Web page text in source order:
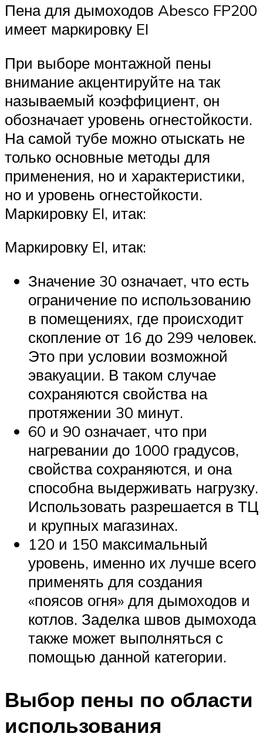
Пена для дымоходов Abesco FP200
имеет маркировку EI
При выборе монтажной пены
внимание акцентируйте на так
называемый коэффициент, он
обозначает уровень огнестойкости.
На самой тубе можно отыскать не
только основные методы для
применения, но и характеристики,
но и уровень огнестойкости.
Маркировку EI, итак:
Маркировку EI, итак:
Значение 30 означает, что есть
ограничение по использованию
в помещениях, где происходит
скопление от 16 до 299 человек.
Это при условии возможной
эвакуации. В таком случае
сохраняются свойства на
протяжении 30 минут.
60 и 90 означает, что при
нагревании до 1000 градусов,
свойства сохраняются, и она
способна выдерживать нагрузку.
Использовать разрешается в ТЦ
и крупных магазинах.
120 и 150 максимальный
уровень, именно их лучше всего
применять для создания
«поясов огня» для дымоходов и
котлов. Заделка швов дымохода
также может выполняться с
помощью данной категории.
Выбор пены по области
использования